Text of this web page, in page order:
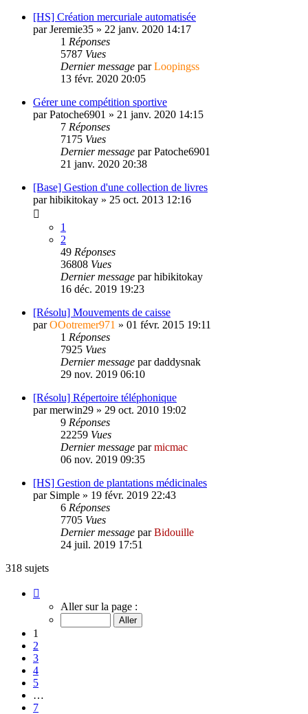
[HS] Création mercuriale automatisée
parJeremie35 » 22 janv. 2020 14:17
1 Réponses
5787 Vues
Dernier message parLoopingss
13 févr. 2020 20:05
Gérer une compétition sportive
parPatoche6901 » 21 janv. 2020 14:15
7 Réponses
7175 Vues
Dernier message parPatoche6901
21 janv. 2020 20:38
[Base] Gestion d'une collection de livres
parhibikitokay » 25 oct. 2013 12:16
1
2
49 Réponses
36808 Vues
Dernier message parhibikitokay
16 déc. 2019 19:23
[Résolu] Mouvements de caisse
parOOotremer971 » 01 févr. 2015 19:11
1 Réponses
7925 Vues
Dernier message pardaddysnak
29 nov. 2019 06:10
[Résolu] Répertoire téléphonique
parmerwin29 » 29 oct. 2010 19:02
9 Réponses
22259 Vues
Dernier message parmicmac
06 nov. 2019 09:35
[HS] Gestion de plantations médicinales
par Simple » 19 févr. 2019 22:43
6 Réponses
7705 Vues
Dernier message parBidouille
24 juil. 2019 17:51
318 sujets
sur
Aller sur la page :
1
2
3
4
5
…
7